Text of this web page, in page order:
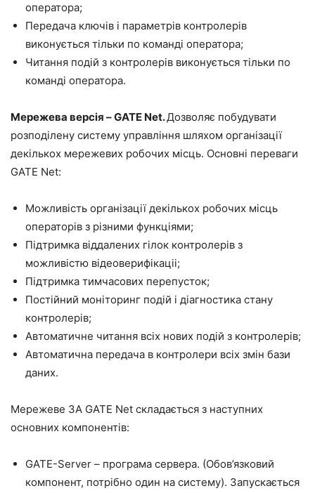
оператора;
Передача ключів і параметрів контролерів
виконується тільки по команді оператора;
Читання подій з контролерів виконується тільки по
команді оператора.
Мережева версія – GATE Net.Дозволяє побудувати
розподілену систему управління шляхом організації
декількох мережевих робочих місць. Основні переваги
GATE Net:
Можливість організації декількох робочих місць
операторів з різними функціями;
Підтримка віддалених гілок контролерів з
можливістю відеоверифікаціі;
Підтримка тимчасових перепусток;
Постійний моніторинг подій і діагностика стану
контролерів;
Автоматичне читання всіх нових подій з контролерів;
Автоматична передача в контролери всіх змін бази
даних.
Мережеве ЗА GATE Net складається з наступних
основних компонентів:
GATE-Server – програма сервера. (Обов’язковий
компонент, потрібно один на систему). Запускається